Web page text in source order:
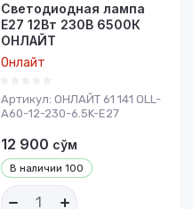
Светодиодная лампа
E27 12Вт 230В 6500К
ОНЛАЙТ
Онлайт
Артикул: ОНЛАЙТ 61 141 OLL-
A60-12-230-6.5K-E27
В наличии 100
12 900 сўм